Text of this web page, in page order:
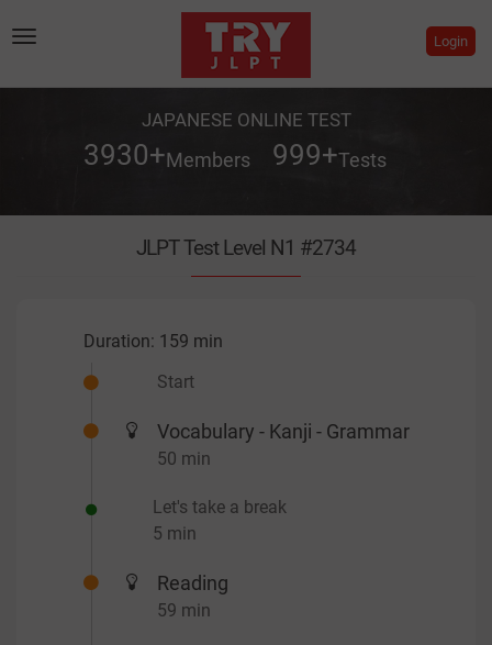
Toggle
Login
JAPANESE ONLINE TEST
3930+Members 999+Tests
JLPT Test Level N1 #2734
Duration: 159 min
Start
Vocabulary - Kanji - Grammar
50 min
Let's take a break
5 min
Reading
59 min